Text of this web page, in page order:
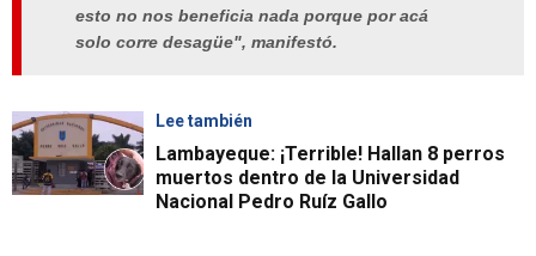
esto no nos beneficia nada porque por acá
solo corre desagüe", manifestó.
Lee también
Lambayeque: ¡Terrible! Hallan 8 perros
muertos dentro de la Universidad
Nacional Pedro Ruíz Gallo